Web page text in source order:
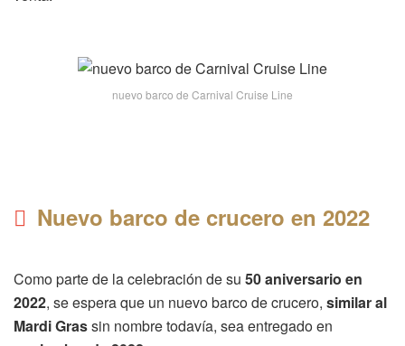
nuevo barco de Carnival Cruise Line
Nuevo barco de crucero en 2022
Como parte de la celebración de su 50 aniversario en
2022, se espera que un nuevo barco de crucero, similar al
Mardi Grassin nombre todavía, sea entregado en